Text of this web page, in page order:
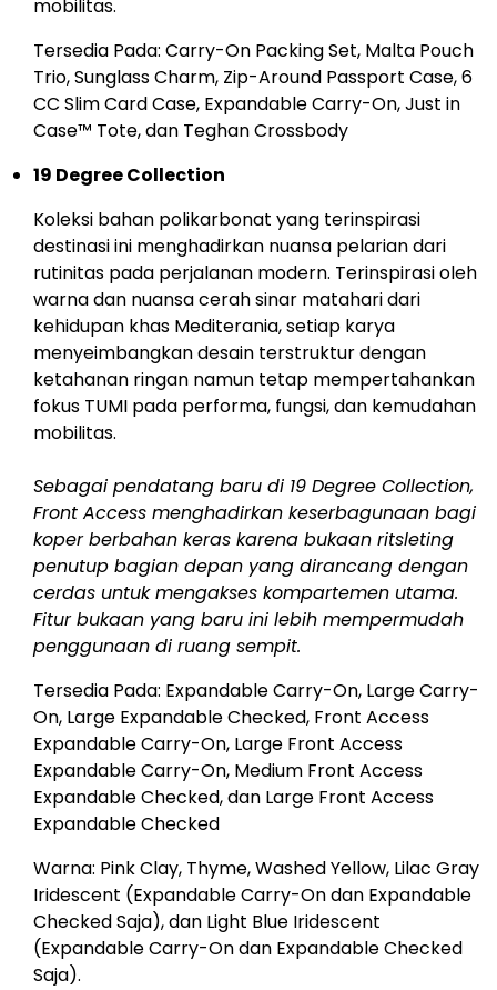
mobilitas.
Tersedia Pada: Carry-On Packing Set, Malta Pouch
Trio, Sunglass Charm, Zip-Around Passport Case, 6
CC Slim Card Case, Expandable Carry-On, Just in
Case™ Tote, dan Teghan Crossbody
19 Degree Collection
Koleksi bahan polikarbonat yang terinspirasi
destinasi ini menghadirkan nuansa pelarian dari
rutinitas pada perjalanan modern. Terinspirasi oleh
warna dan nuansa cerah sinar matahari dari
kehidupan khas Mediterania, setiap karya
menyeimbangkan desain terstruktur dengan
ketahanan ringan namun tetap mempertahankan
fokus TUMI pada performa, fungsi, dan kemudahan
mobilitas.
Sebagai pendatang baru di 19 Degree Collection,
Front Access menghadirkan keserbagunaan bagi
koper berbahan keras karena bukaan ritsleting
penutup bagian depan yang dirancang dengan
cerdas untuk mengakses kompartemen utama.
Fitur bukaan yang baru ini lebih mempermudah
penggunaan di ruang sempit.
Tersedia Pada: Expandable Carry-On, Large Carry-
On, Large Expandable Checked, Front Access
Expandable Carry-On, Large Front Access
Expandable Carry-On, Medium Front Access
Expandable Checked, dan Large Front Access
Expandable Checked
Warna: Pink Clay, Thyme, Washed Yellow, Lilac Gray
Iridescent (Expandable Carry-On dan Expandable
Checked Saja), dan Light Blue Iridescent
(Expandable Carry-On dan Expandable Checked
Saja).